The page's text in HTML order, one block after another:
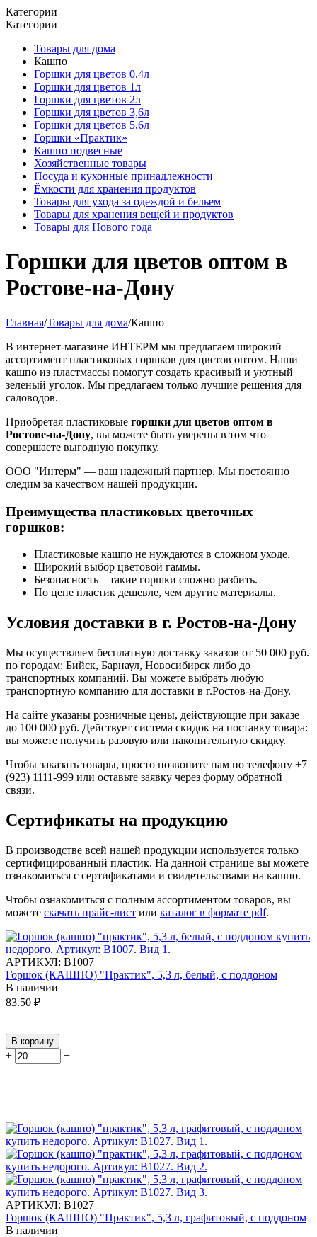
Категории
Категории
Товары для дома
Кашпо
Горшки для цветов 0,4л
Горшки для цветов 1л
Горшки для цветов 2л
Горшки для цветов 3,6л
Горшки для цветов 5,6л
Горшки «Практик»
Кашпо подвесные
Хозяйственные товары
Посуда и кухонные принадлежности
Ёмкости для хранения продуктов
Товары для ухода за одеждой и бельем
Товары для хранения вещей и продуктов
Товары для Нового года
Горшки для цветов оптом в
Ростове-на-Дону
Главная/Товары для дома/Кашпо
В интернет-магазине ИНТЕРМ мы предлагаем широкий
ассортимент пластиковых горшков для цветов оптом. Наши
кашпо из пластмассы помогут создать красивый и уютный
зеленый уголок. Мы предлагаем только лучшие решения для
садоводов.
Приобретая пластиковые горшки для цветов оптом в
Ростове-на-Дону, вы можете быть уверены в том что
совершаете выгодную покупку.
ООО "Интерм" — ваш надежный партнер. Мы постоянно
следим за качеством нашей продукции.
Преимущества пластиковых цветочных
горшков:
Пластиковые кашпо не нуждаются в сложном уходе.
Широкий выбор цветовой гаммы.
Безопасность – такие горшки сложно разбить.
По цене пластик дешевле, чем другие материалы.
Условия доставки в г. Ростов-на-Дону
Мы осуществляем бесплатную доставку заказов от 50 000 руб.
по городам: Бийск, Барнаул, Новосибирск либо до
транспортных компаний. Вы можете выбрать любую
транспортную компанию для доставки в г.Ростов-на-Дону.
На сайте указаны розничные цены, действующие при заказе
до 100 000 руб. Действует система скидок на поставку товара:
вы можете получить разовую или накопительную скидку.
Чтобы заказать товары, просто позвоните нам по телефону +7
(923) 1111-999 или оставьте заявку через форму обратной
связи.
Сертификаты на продукцию
В производстве всей нашей продукции используется только
сертифицированный пластик. На данной странице вы можете
ознакомиться с сертификатами и свидетельствами на кашпо.
Чтобы ознакомиться с полным ассортиментом товаров, вы
можете скачать прайс-лист или каталог в формате pdf.
АРТИКУЛ: В1007
Горшок (КАШПО) "Практик", 5,3 л, белый, с поддоном
В наличии
83.50 ₽
В корзину
+ −
АРТИКУЛ: В1027
Горшок (КАШПО) "Практик", 5,3 л, графитовый, с поддоном
В наличии